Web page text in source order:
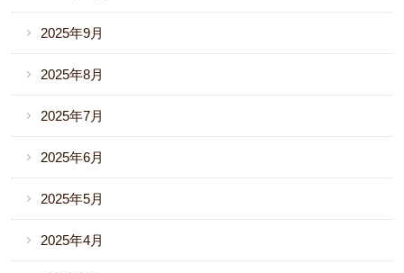
2025年9月
2025年8月
2025年7月
2025年6月
2025年5月
2025年4月